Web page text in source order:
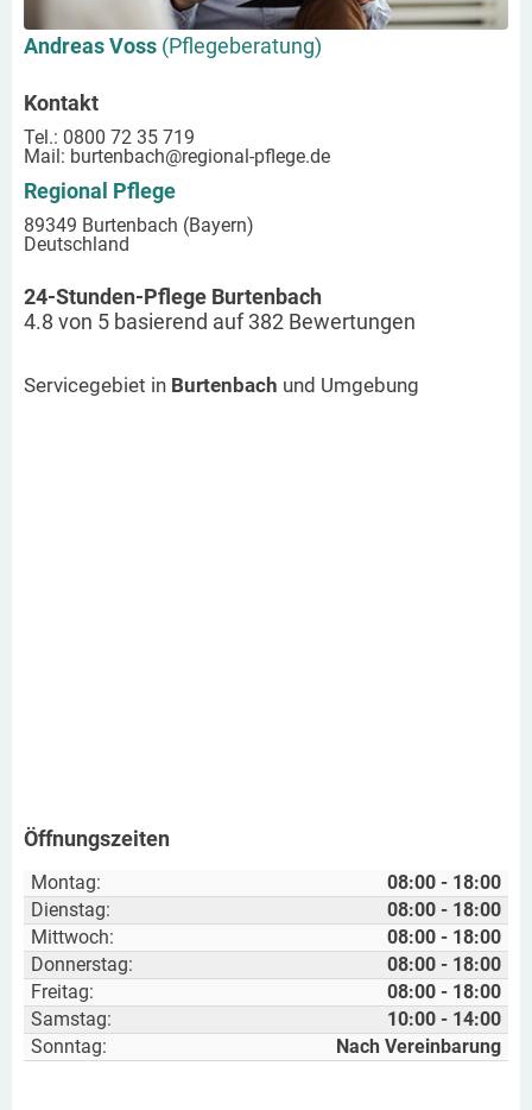
Andreas Voss (Pflegeberatung)
Kontakt
Tel.: 0800 72 35 719
Mail: burtenbach@regional-pflege.de
Regional Pflege
89349 Burtenbach (Bayern)
Deutschland
24-Stunden-Pflege Burtenbach
4.8 von 5 basierend auf382 Bewertungen
Servicegebiet in Burtenbach und Umgebung
Öffnungszeiten
Montag:
08:00 - 18:00
Dienstag:
08:00 - 18:00
Mittwoch:
08:00 - 18:00
Donnerstag:
08:00 - 18:00
Freitag:
08:00 - 18:00
Samstag:
10:00 - 14:00
Sonntag:
Nach Vereinbarung